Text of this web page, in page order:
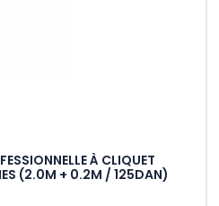
À CLIQUET
(2.0M + 0.2M / 125DAN)